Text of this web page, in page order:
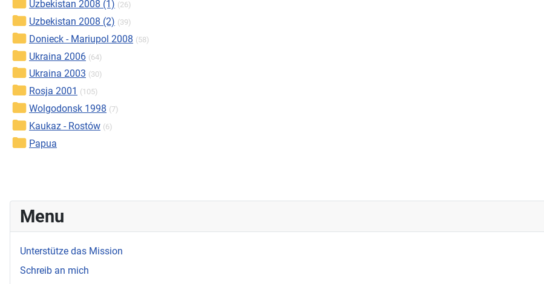
Menu
Unterstütze das Mission
Schreib an mich
Uzbekistan 2008 (1) (26)
Uzbekistan 2008 (2) (39)
Donieck - Mariupol 2008 (58)
Ukraina 2006 (64)
Ukraina 2003 (30)
Rosja 2001 (105)
Wolgodonsk 1998 (7)
Kaukaz - Rostów (6)
Papua